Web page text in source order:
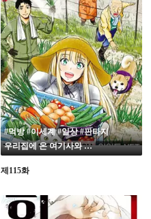
#먹방 #이세계 #일상 #판타지
우리집에 온 여기사와 시골생활을 하게 된 건
제115화